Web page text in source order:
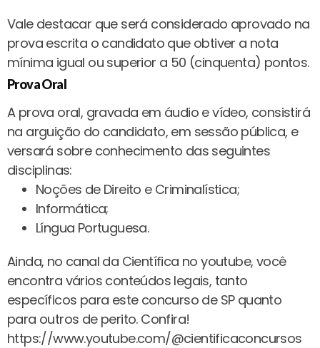
Vale destacar que será considerado aprovado na
prova escrita o candidato que obtiver a nota
mínima igual ou superior a 50 (cinquenta) pontos.
Prova Oral
A prova oral, gravada em áudio e vídeo, consistirá
na arguição do candidato, em sessão pública, e
versará sobre conhecimento das seguintes
disciplinas:
Noções de Direito e Criminalística;
Informática;
Língua Portuguesa.
Ainda, no canal da Científica no youtube, você
encontra vários conteúdos legais, tanto
específicos para este concurso de SP quanto
para outros de perito. Confira!
https://www.youtube.com/@cientificaconcursos